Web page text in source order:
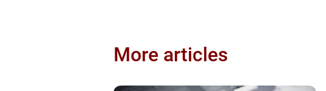
More articles